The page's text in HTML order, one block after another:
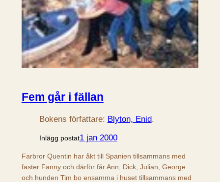
Fem går i fällan
Bokens författare: Blyton, Enid.
Inlägg postat1 jan 2000
Farbror Quentin har åkt till Spanien tillsammans med
faster Fanny och därför får Ann, Dick, Julian, George
och hunden Tim bo ensamma i huset tillsammans med